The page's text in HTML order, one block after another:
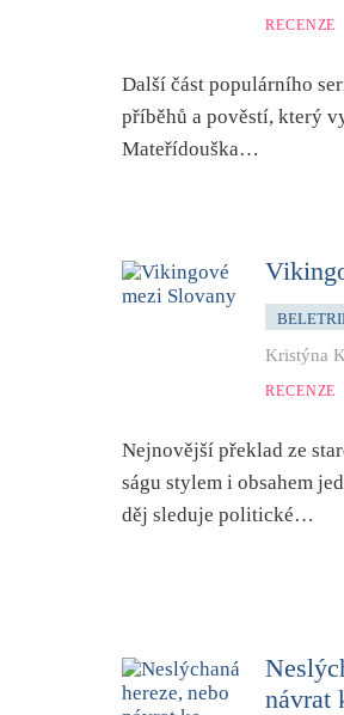
RECENZE
Další část populárního
příběhů a pověstí, který
Mateřídouška…
Kristýna
RECENZE
Nejnovější překlad ze
ságu stylem i obsahem
děj sleduje politické…
návrat